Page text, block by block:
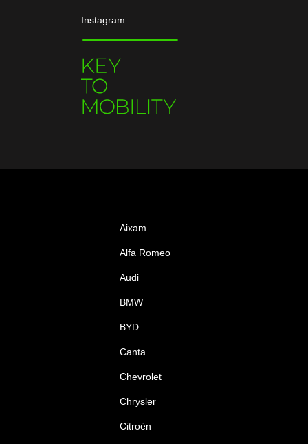
Instagram
Aixam
Alfa Romeo
Audi
BMW
BYD
Canta
Chevrolet
Chrysler
Citroën